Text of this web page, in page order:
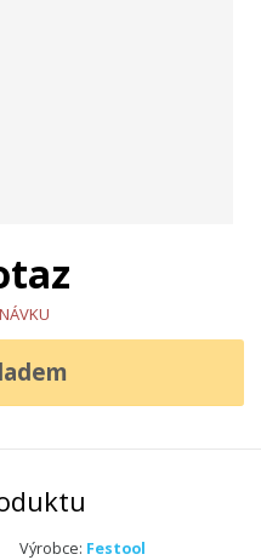
Výrobce: Festool